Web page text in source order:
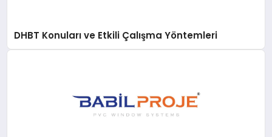
DHBT Konuları ve Etkili Çalışma Yöntemleri